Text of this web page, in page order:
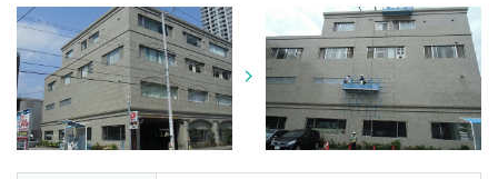
建設工事
会社案内
プライバシーポリシー